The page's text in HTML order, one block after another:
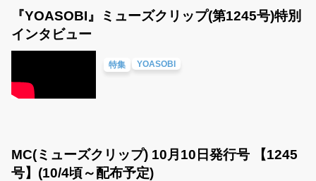
『YOASOBI』ミューズクリップ(第1245号)特別
インタビュー
特集 YOASOBI
MC(ミューズクリップ) 10月10日発行号 【1245
号】(10/4頃～配布予定)